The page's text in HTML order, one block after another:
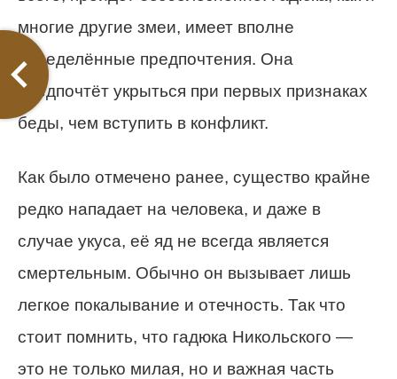
многие другие змеи, имеет вполне
определённые предпочтения. Она
предпочтёт укрыться при первых признаках
беды, чем вступить в конфликт.
Как было отмечено ранее, существо крайне
редко нападает на человека, и даже в
случае укуса, её яд не всегда является
смертельным. Обычно он вызывает лишь
легкое покалывание и отечность. Так что
стоит помнить, что гадюка Никольского —
это не только милая, но и важная часть